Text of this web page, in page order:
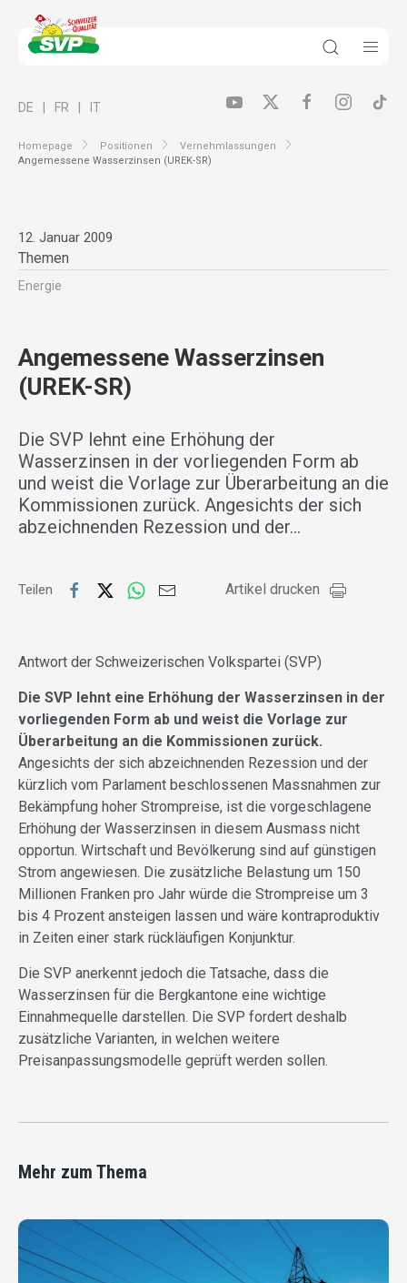
Homepage Positionen
Vernehmlassungen
Angemessene Wasserzinsen (UREK-SR)
DE FR IT
12. Januar 2009
Themen
Energie
Angemessene Wasserzinsen
(UREK-SR)
Die SVP lehnt eine Erhöhung der
Wasserzinsen in der vorliegenden Form ab
und weist die Vorlage zur Überarbeitung an die
Kommissionen zurück. Angesichts der sich
abzeichnenden Rezession und der…
Teilen Artikel drucken
Antwort der Schweizerischen Volkspartei (SVP)
Die SVP lehnt eine Erhöhung der Wasserzinsen in der
vorliegenden Form ab und weist die Vorlage zur
Überarbeitung an die Kommissionen zurück.
Angesichts der sich abzeichnenden Rezession und der
kürzlich vom Parlament beschlossenen Massnahmen zur
Bekämpfung hoher Strompreise, ist die vorgeschlagene
Erhöhung der Wasserzinsen in diesem Ausmass nicht
opportun. Wirtschaft und Bevölkerung sind auf günstigen
Strom angewiesen. Die zusätzliche Belastung um 150
Millionen Franken pro Jahr würde die Strompreise um 3
bis 4 Prozent ansteigen lassen und wäre kontraproduktiv
in Zeiten einer stark rückläufigen Konjunktur.
Die SVP anerkennt jedoch die Tatsache, dass die
Wasserzinsen für die Bergkantone eine wichtige
Einnahmequelle darstellen. Die SVP fordert deshalb
zusätzliche Varianten, in welchen weitere
Preisanpassungsmodelle geprüft werden sollen.
Mehr zum Thema